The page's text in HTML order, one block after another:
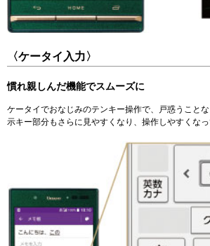
〈ケータイ入力〉
慣れ親しんだ機能でスムーズに
ケータイでおなじみのテンキー操作で、戸惑うこと
示キー部分もさらに見やすくなり、操作しやすくなっ